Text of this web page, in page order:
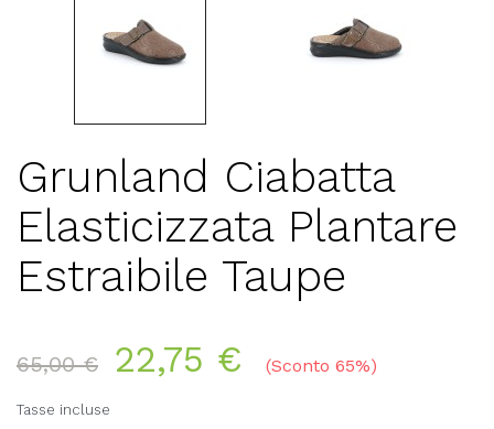
Grunland Ciabatta
Elasticizzata Plantare
Estraibile Taupe
65,00 € 22,75 € Sconto 65%
Tasse incluse